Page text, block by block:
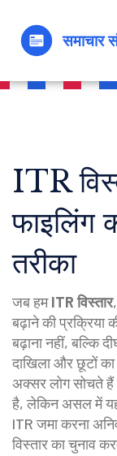
ITR
फाइलिंग
तरीका
जब हमITR विस्तार,
बढ़ाने की प्रक्रिया
बढ़ाना नहीं, बल्कि
दाखिला और छूटों
अक्सर लोग सोचते हैं
है, लेकिन असल में
ITR जमा करना
विस्तार का चुनाव